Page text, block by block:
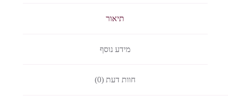
תיאור
מידע נוסף
חוות דעת (0)